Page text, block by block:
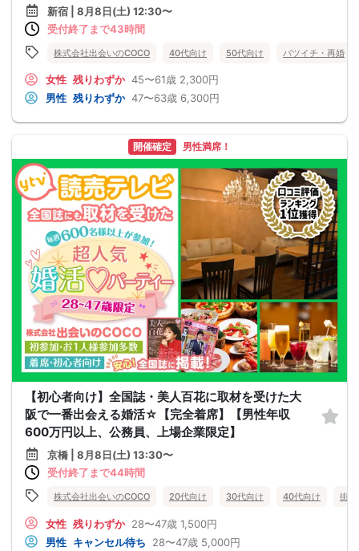
新宿 | 8月8日(土) 12:30〜
受付終了まで43時間
株式会社出会いのCOCO 40代向け 50代向け バツイチ・再婚
女性 残りわずか 45〜61歳 2,300円
男性 残りわずか 47〜63歳 6,300円
開催確定 男性満席！
【初心者向け】全国誌・美人百花に取材を受けた大
阪で一番出会える婚活☆【完全着席】【男性年収
600万円以上、公務員、上場企業限定】
京橋 | 8月8日(土) 13:30〜
受付終了まで44時間
株式会社出会いのCOCO 20代向け 30代向け 40代向け 街
女性 残りわずか 28〜47歳 1,500円
男性 キャンセル待ち 28〜47歳 5,000円